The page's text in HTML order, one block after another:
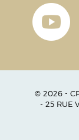
© 2026 -
- 25 RUE